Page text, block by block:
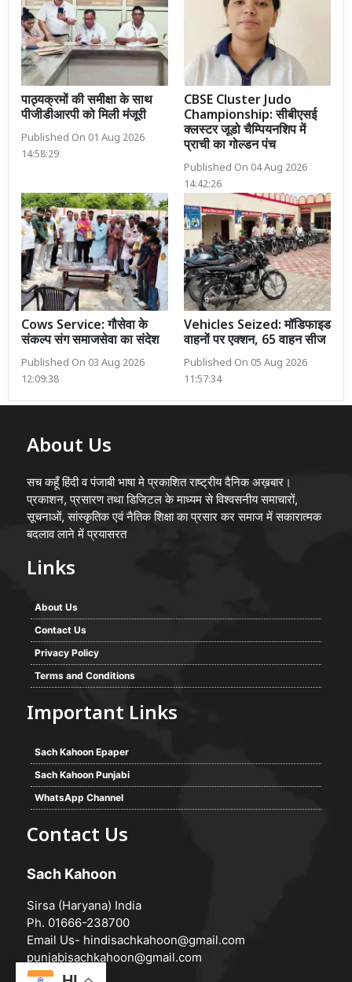
पाठ्यक्रमों की समीक्षा के साथ
पीजीडीआरपी को मिली मंजूरी
Published On 01 Aug 2026
14:58:29
CBSE Cluster Judo
Championship: सीबीएसई
क्लस्टर जूडो चैम्पियनशिप में
प्राची का गोल्डन पंच
Published On 04 Aug 2026
14:42:26
Cows Service: गौसेवा के
संकल्प संग समाजसेवा का संदेश
Published On 03 Aug 2026
12:09:38
Vehicles Seized: मॉडिफाइड
वाहनों पर एक्शन, 65 वाहन सीज
Published On 05 Aug 2026
11:57:34
About Us
सच कहूँ हिंदी व पंजाबी भाषा मे प्रकाशित राष्ट्रीय दैनिक अख़बार।
प्रकाशन, प्रसारण तथा डिजिटल के माध्यम से विश्वसनीय समाचारों,
सूचनाओं, सांस्कृतिक एवं नैतिक शिक्षा का प्रसार कर समाज में सकारात्मक
बदलाव लाने में प्रयासरत
Links
About Us
Contact Us
Privacy Policy
Terms and Conditions
Important Links
Sach Kahoon Epaper
Sach Kahoon Punjabi
WhatsApp Channel
Contact Us
Sach Kahoon
Sirsa (Haryana) India
Ph. 01666-238700
Email Us- hindisachkahoon@gmail.com
punjabisachkahoon@gmail.com